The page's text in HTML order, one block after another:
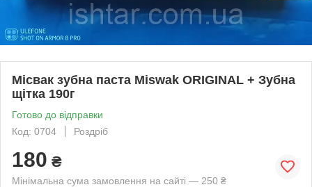
Місвак зубна паста Miswak ORIGINAL + Зубна
щітка 190г
Готово до відправки
Код: 0704
Роздріб
180 ₴
Мінімальна сума замовлення на сайті — 250 ₴